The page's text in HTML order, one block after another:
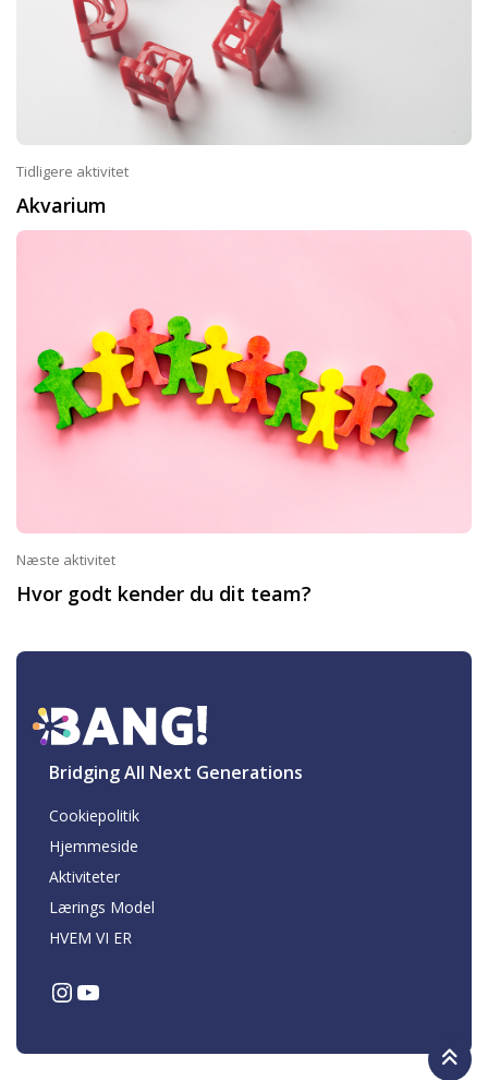
Tidligere aktivitet
Akvarium
Næste aktivitet
Hvor godt kender du dit team?
Bridging All Next Generations
Cookiepolitik
Hjemmeside
Aktiviteter
Lærings Model
HVEM VI ER
Instagram
YouTube